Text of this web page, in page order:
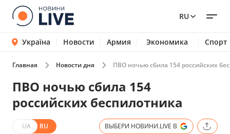
RU
Україна Новости Армия Экономика Спорт
Главная Новости дня ПВО ночью сбила 154 российских
ПВО ночью сбила 154
российских беспилотника
UA RU ВЫБЕРИ НОВИНИ.LIVE В